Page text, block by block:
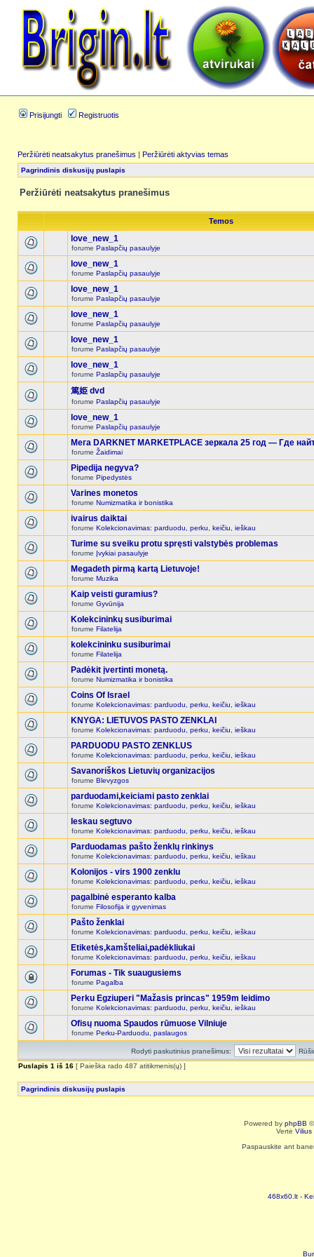
Prisijungti Registruotis
Peržiūrėti neatsakytus pranešimus | Peržiūrėti aktyvias temas
Pagrindinis diskusijų puslapis
Peržiūrėti neatsakytus pranešimus
Temos
love_new_1
forume Paslapčių pasaulyje
love_new_1
forume Paslapčių pasaulyje
love_new_1
forume Paslapčių pasaulyje
love_new_1
forume Paslapčių pasaulyje
love_new_1
forume Paslapčių pasaulyje
love_new_1
forume Paslapčių pasaulyje
篤姫 dvd
forume Paslapčių pasaulyje
love_new_1
forume Paslapčių pasaulyje
Мега DARKNET MARKETPLACE зеркала 25 год — Где
forume Žaidimai
Pipedija negyva?
forume Pipedystės
Varines monetos
forume Numizmatika ir bonistika
ivairus daiktai
forume Kolekcionavimas: parduodu, perku, keičiu, ieškau
Turime su sveiku protu spręsti valstybės problemas
forume Įvykiai pasaulyje
Megadeth pirmą kartą Lietuvoje!
forume Muzika
Kaip veisti guramius?
forume Gyvūnija
Kolekcininkų susiburimai
forume Filatelija
kolekcininku susiburimai
forume Filatelija
Padėkit įvertinti monetą.
forume Numizmatika ir bonistika
Coins Of Israel
forume Kolekcionavimas: parduodu, perku, keičiu, ieškau
KNYGA: LIETUVOS PASTO ZENKLAI
forume Kolekcionavimas: parduodu, perku, keičiu, ieškau
PARDUODU PASTO ZENKLUS
forume Kolekcionavimas: parduodu, perku, keičiu, ieškau
Savanoriškos Lietuvių organizacijos
forume Blevyzgos
parduodami,keiciami pasto zenklai
forume Kolekcionavimas: parduodu, perku, keičiu, ieškau
Ieskau segtuvo
forume Kolekcionavimas: parduodu, perku, keičiu, ieškau
Parduodamas pašto ženklų rinkinys
forume Kolekcionavimas: parduodu, perku, keičiu, ieškau
Kolonijos - virs 1900 zenklu
forume Kolekcionavimas: parduodu, perku, keičiu, ieškau
pagalbinė esperanto kalba
forume Filosofija ir gyvenimas
Pašto ženklai
forume Kolekcionavimas: parduodu, perku, keičiu, ieškau
Etiketės,kamšteliai,padėkliukai
forume Kolekcionavimas: parduodu, perku, keičiu, ieškau
Forumas - Tik suaugusiems
forume Pagalba
Perku Egziuperi "Mažasis princas" 1959m leidimo
forume Kolekcionavimas: parduodu, perku, keičiu, ieškau
Ofisų nuoma Spaudos rūmuose Vilniuje
forume Perku-Parduodu, paslaugos
Rodyti paskutinius pranešimus:
Puslapis 1 iš 16 [ Paieška rado 487 atitikmenis(ų) ]
Pagrindinis diskusijų puslapis
Powered by phpBB
Vertė Vilius
Paspauskite ant
468x60.lt -